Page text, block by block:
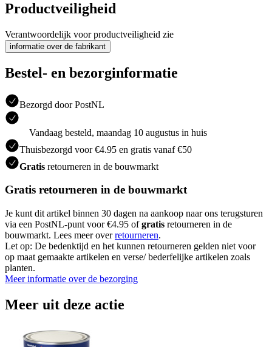
Productveiligheid
Verantwoordelijk voor productveiligheid zie
informatie over de fabrikant
Bestel- en bezorginformatie
Bezorgd door PostNL
Vandaag besteld, maandag 10 augustus in huis
Thuisbezorgd voor €4.95 en gratis vanaf €50
Gratis retourneren in de bouwmarkt
Gratis retourneren in de bouwmarkt
Je kunt dit artikel binnen 30 dagen na aankoop naar ons terugsturen
via een PostNL-punt voor €4.95 ofgratis retourneren in de
bouwmarkt. Lees meer overretourneren.
Let op: De bedenktijd en het kunnen retourneren gelden niet voor
op maat gemaakte artikelen en verse/ bederfelijke artikelen zoals
planten.
Meer informatie over de bezorging
Meer uit deze actie